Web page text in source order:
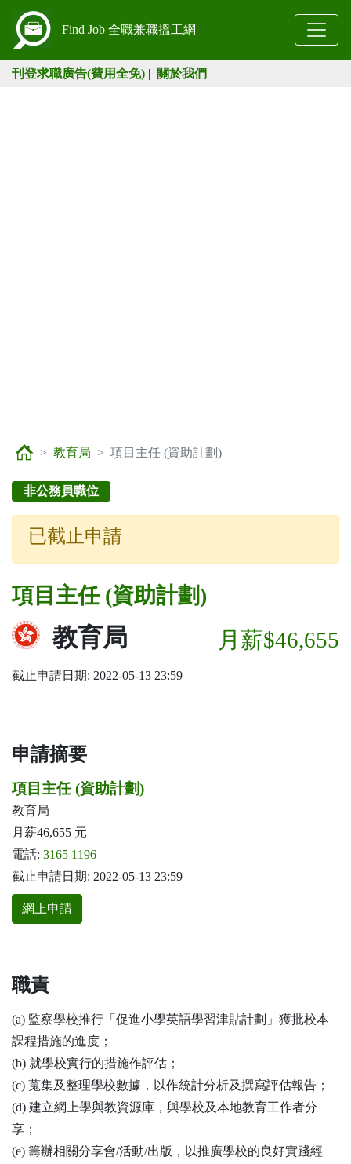
Find Job 全職兼職搵工網
刊登求職廣告(費用全免) | 關於我們
教育局 項目主任 (資助計劃)
非公務員職位
已截止申請
項目主任 (資助計劃)
教育局
截止申請日期: 2022-05-13 23:59
月薪$46,655
申請摘要
項目主任 (資助計劃)
教育局
月薪46,655 元
電話: 3165 1196
截止申請日期: 2022-05-13 23:59
網上申請
職責
(a) 監察學校推行「促進小學英語學習津貼計劃」獲批校本
課程措施的進度；
(b) 就學校實行的措施作評估；
(c) 蒐集及整理學校數據，以作統計分析及撰寫評估報告；
(d) 建立網上學與教資源庫，與學校及本地教育工作者分
享；
(e) 籌辦相關分享會/活動/出版，以推廣學校的良好實踐經